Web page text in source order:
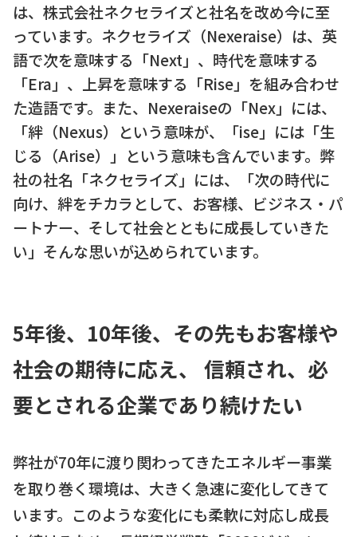
は、株式会社ネクセライズと社名を改め今に至
っています。ネクセライズ（Nexeraise）は、英
語で次を意味する「Next」、時代を意味する
「Era」、上昇を意味する「Rise」を組み合わせ
た造語です。また、Nexeraiseの「Nex」には、
「絆（Nexus）という意味が、「ise」には「生
じる（Arise）」という意味も含んでいます。弊
社の社名「ネクセライズ」には、「次の時代に
向け、絆をチカラとして、お客様、ビジネス・パ
ートナー、そして社会とともに成長していきた
い」そんな思いが込められています。
5年後、10年後、その先もお客様や
社会の期待に応え、
信頼され、必
要とされる企業であり続けたい
弊社が70年に渡り関わってきたエネルギー事業
を取り巻く環境は、大きく急速に変化してきて
います。このような変化にも柔軟に対応し成長